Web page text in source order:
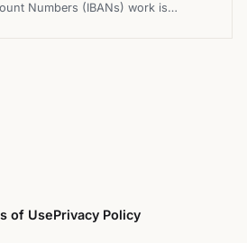
Numbers (IBANs) work is
of UsePrivacy Policy